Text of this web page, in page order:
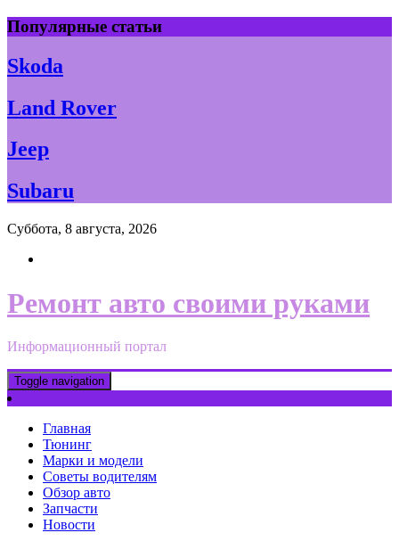
Skip
to
content
Популярные статьи
Skoda
Land Rover
Jeep
Subaru
Суббота, 8 августа, 2026
Ремонт авто своими руками
Информационный портал
Toggle navigation
Главная
Тюнинг
Марки и модели
Советы водителям
Обзор авто
Запчасти
Новости